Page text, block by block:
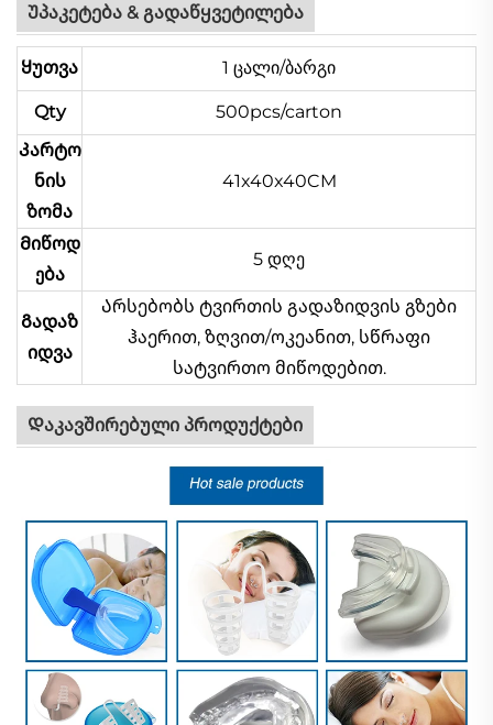
Უპაკეტება & გადაწყვეტილება
Ყუთვა 1 ცალი/ბარგი
Qty
500pcs/carton
Კარტო
ნის
ზომა
41x40x40CM
Მიწოდ
ება
5 დღე
Გადაზ
იდვა
Არსებობს ტვირთის გადაზიდვის გზები
ჰაერით, ზღვით/ოკეანით, სწრაფი
სატვირთო მიწოდებით.
Დაკავშირებული პროდუქტები